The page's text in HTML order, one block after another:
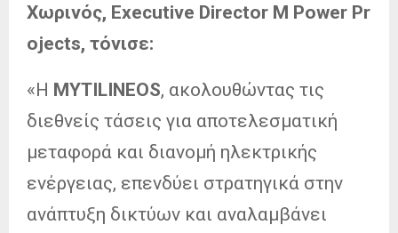
Χωρινός, Executive Director Μ Power Pr
ojects, τόνισε:
«Η MYTILINEOS, ακολουθώντας τις
διεθνείς τάσεις για αποτελεσματική
μεταφορά και διανομή ηλεκτρικής
ενέργειας, επενδύει στρατηγικά στην
ανάπτυξη δικτύων και αναλαμβάνει